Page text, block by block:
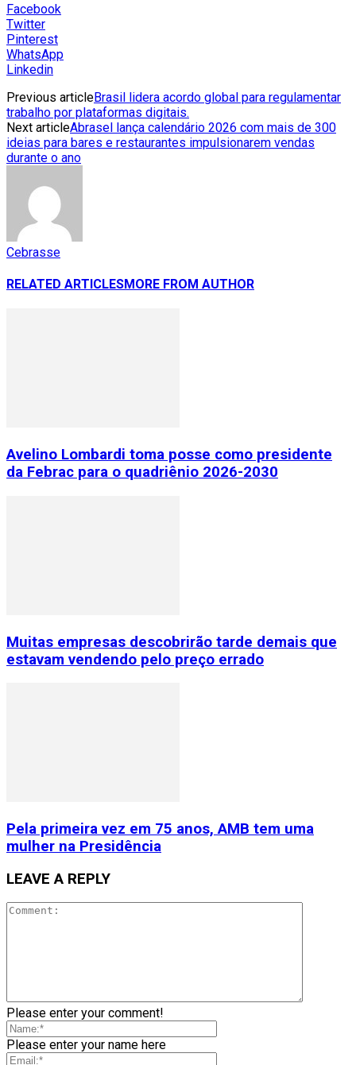
Facebook
Twitter
Pinterest
WhatsApp
Linkedin
Previous articleBrasil lidera acordo global para regulamentar
trabalho por plataformas digitais.
Next articleAbrasel lança calendário 2026 com mais de 300
ideias para bares e restaurantes impulsionarem vendas
durante o ano
Cebrasse
RELATED ARTICLESMORE FROM AUTHOR
Avelino Lombardi toma posse como presidente
da Febrac para o quadriênio 2026-2030
Muitas empresas descobrirão tarde demais que
estavam vendendo pelo preço errado
Pela primeira vez em 75 anos, AMB tem uma
mulher na Presidência
LEAVE A REPLY
Please enter your comment!
Please enter your name here